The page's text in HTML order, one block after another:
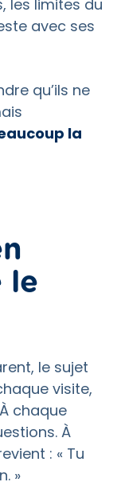
les limites du
avec ses
qu’ils ne
la
le
le sujet
visite,
chaque
À
: « Tu
»